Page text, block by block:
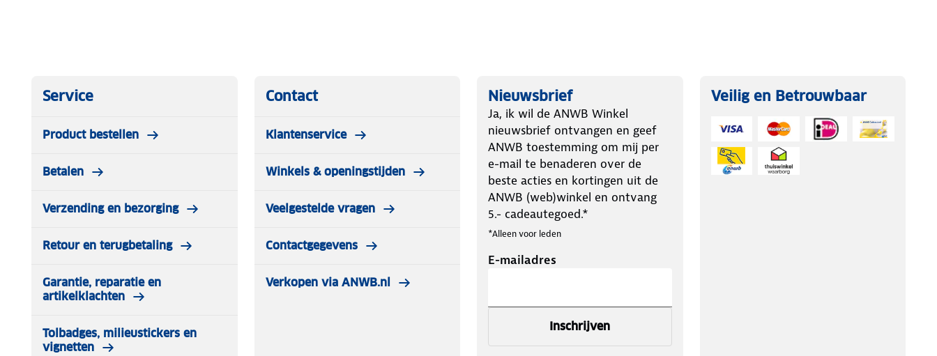
Service
Product bestellen
Betalen
Verzending en bezorging
Retour en terugbetaling
Garantie, reparatie en
artikelklachten
Tolbadges, milieustickers en
vignetten
Contact
Klantenservice
Winkels & openingstijden
Veelgestelde vragen
Contactgegevens
Verkopen via ANWB.nl
Nieuwsbrief
Ja, ik wil de ANWB Winkel
nieuwsbrief ontvangen en geef
ANWB toestemming om mij per
e-mail te benaderen over de
beste acties en kortingen uit de
ANWB (web)winkel en ontvang
5.- cadeautegoed.*
*Alleen voor leden
E-mailadres
Inschrijven
Veilig en Betrouwbaar